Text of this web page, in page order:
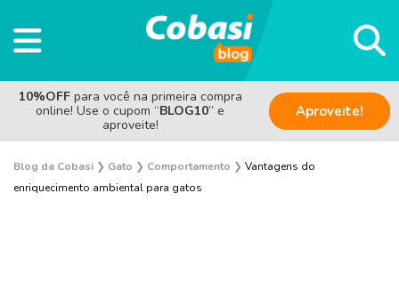
10%OFF para você na primeira compra
online! Use o cupom “BLOG10” e
aproveite!
Aproveite!
Blog da Cobasi ❯ Gato ❯ Comportamento ❯ Vantagens do
enriquecimento ambiental para gatos